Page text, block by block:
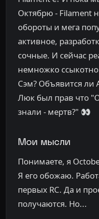
Октябрю - Filament
обороты и мега
активное,
сочные. И сейчас
немножко
Сэм? Объявится ли
Люк был прав что
знали - мертв?" 👀
Мои мысли
Понимаете, я
Я его обожаю.
первых RC. Да и
получаются. Но...